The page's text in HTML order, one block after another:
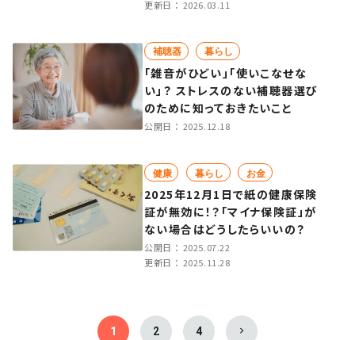
更新日： 2026.03.11
補聴器 暮らし
「雑音がひどい」「使いこなせな
い」？ ストレスのない補聴器選び
のために知っておきたいこと
公開日： 2025.12.18
健康 暮らし お金
2025年12月1日で紙の健康保険
証が無効に！？「マイナ保険証」が
ない場合はどうしたらいいの？
公開日： 2025.07.22
更新日： 2025.11.28
1 2 4